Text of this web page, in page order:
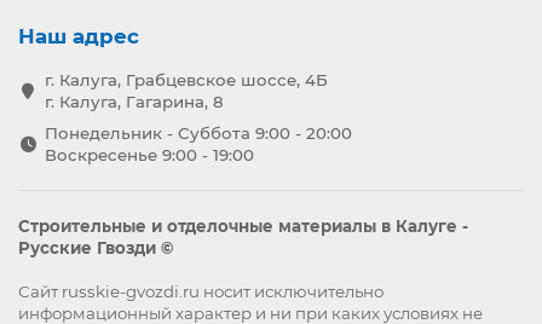
Наш адрес
г. Калуга, Грабцевское шоссе, 4Б
г. Калуга, Гагарина, 8
Понедельник - Суббота 9:00 - 20:00
Воскресенье 9:00 - 19:00
Строительные и отделочные материалы в Калуге -
Русские Гвозди ©
Сайт russkie-gvozdi.ru носит исключительно
информационный характер и ни при каких условиях не